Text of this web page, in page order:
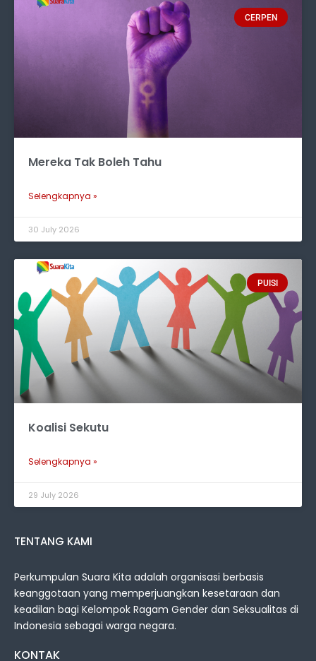
CERPEN
Mereka Tak Boleh Tahu
Selengkapnya »
30 July 2026
PUISI
Koalisi Sekutu
Selengkapnya »
29 July 2026
TENTANG KAMI
Perkumpulan Suara Kita adalah organisasi berbasis
keanggotaan yang memperjuangkan kesetaraan dan
keadilan bagi Kelompok Ragam Gender dan Seksualitas di
Indonesia sebagai warga negara.
KONTAK